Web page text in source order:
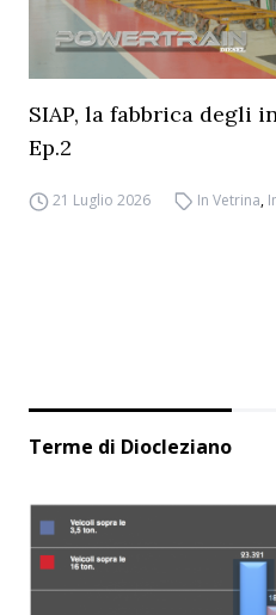
SIAP, la fabbrica degli
Ep.2
21 Luglio 2026 In Vetrina,
Terme di Diocleziano